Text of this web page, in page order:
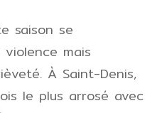
saison se
mais
À Saint-Denis,
le plus arrosé avec